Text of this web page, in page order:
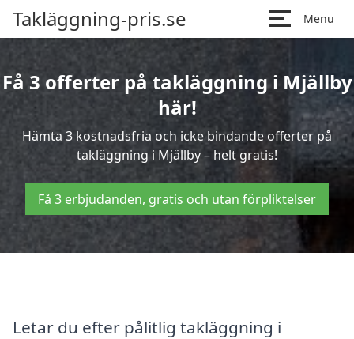
Takläggning-pris.se Menu
Få 3 offerter på takläggning i Mjällby
här!
Hämta 3 kostnadsfria och icke bindande offerter på
takläggning i Mjällby – helt gratis!
Få 3 erbjudanden, gratis och utan förpliktelser
Letar du efter pålitlig takläggning i